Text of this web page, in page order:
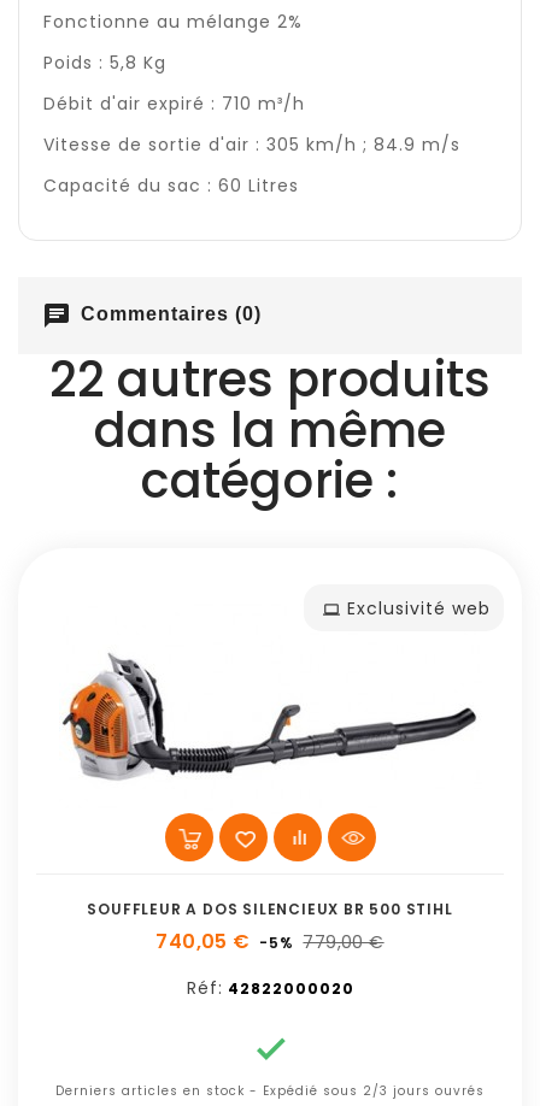
Fonctionne au mélange 2%
Poids : 5,8 Kg
Débit d'air expiré : 710 m³/h
Vitesse de sortie d'air : 305 km/h ; 84.9 m/s
Capacité du sac : 60 Litres
chat Commentaires (0)
22 autres produits
dans la même
catégorie :
Exclusivité web
SOUFFLEUR A DOS SILENCIEUX BR 500 STIHL
740,05 € -5% 779,00 €
Réf: 42822000020

Derniers articles en stock - Expédié sous 2/3 jours ouvrés